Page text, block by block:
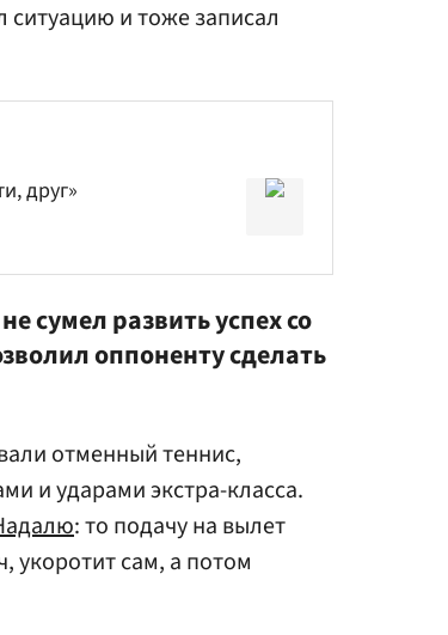
и тоже записал
друг»
сумел развить успех со
оппоненту сделать
отменный теннис,
и ударами экстра-класса.
: то подачу на вылет
сам, а потом